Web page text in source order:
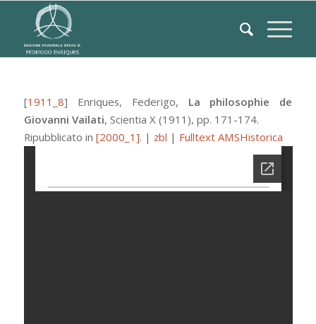
[1911_8] Enriques, Federigo, La philosophie de
Giovanni Vailati, Scientia X(1911), pp. 171-174.
Ripubblicato in [2000_1]. | zbl | Fulltext AMSHistorica